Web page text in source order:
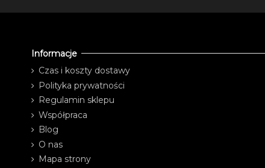
Informacje
Czas i koszty dostawy
Polityka prywatności
Regulamin sklepu
Współpraca
Blog
O nas
Mapa strony